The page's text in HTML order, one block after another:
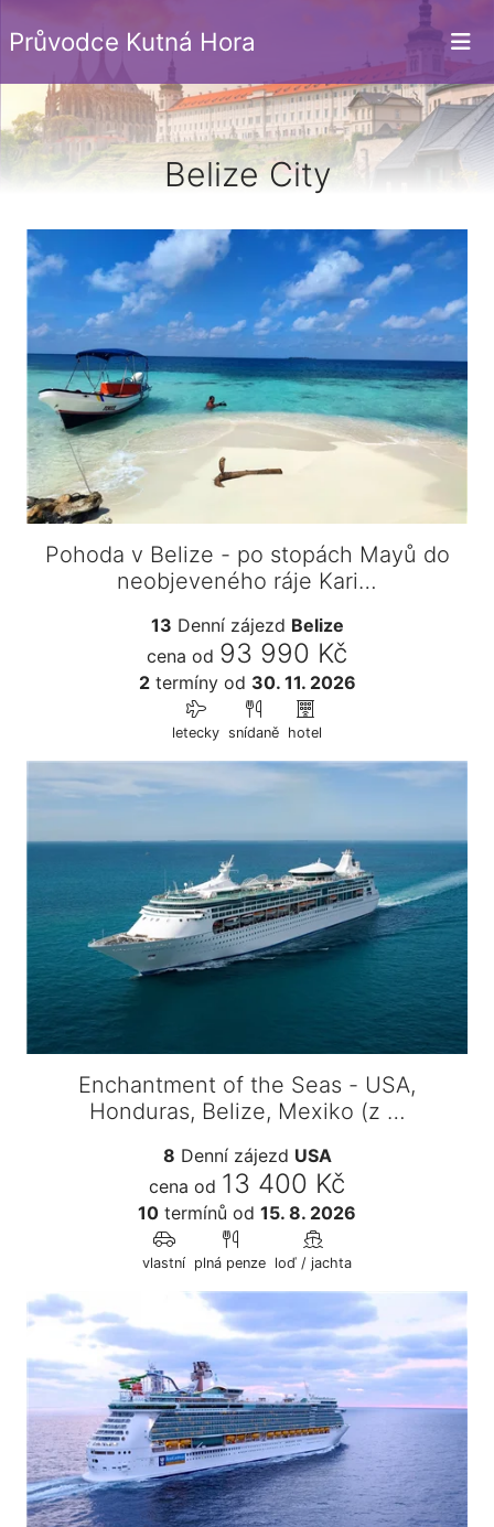
Průvodce Kutná Hora
Belize City
Pohoda v Belize - po stopách Mayů do
neobjeveného ráje Kari…
13 Denní zájezd Belize
cena od 93 990 Kč
2termínyod 30. 11. 2026
letecky snídaně hotel
Enchantment of the Seas - USA,
Honduras, Belize, Mexiko (z …
8 Denní zájezd USA
cena od 13 400 Kč
10 termínů od 15. 8. 2026
vlastní plná penze loď / jachta